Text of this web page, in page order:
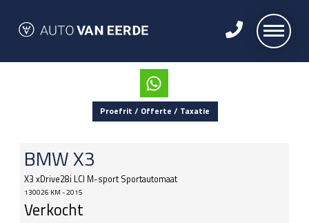
Proefrit / Offerte / Taxatie
BMWX3
X3 xDrive28i LCI M-sport Sportautomaat
130026 KM - 2015
Verkocht